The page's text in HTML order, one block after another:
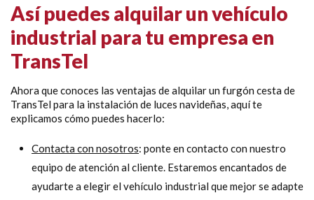
Así puedes alquilar un vehículo
industrial para tu empresa en
TransTel
Ahora que conoces las ventajas de alquilar un furgón cesta de
TransTel para la instalación de luces navideñas, aquí te
explicamos cómo puedes hacerlo:
Contacta con nosotros: ponte en contacto con nuestro
equipo de atención al cliente. Estaremos encantados de
ayudarte a elegir el vehículo industrial que mejor se adapte